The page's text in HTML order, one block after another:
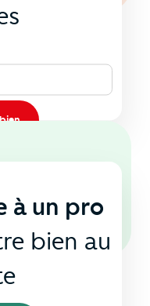
à un pro
bien au